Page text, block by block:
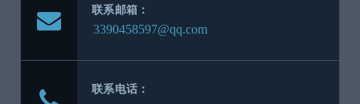
联系邮箱：
联系电话：